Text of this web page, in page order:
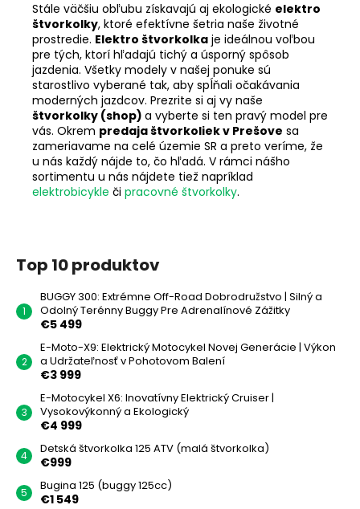
Stále väčšiu obľubu získavajú aj ekologické elektro
štvorkolky, ktoré efektívne šetria naše životné
prostredie. Elektro štvorkolka je ideálnou voľbou
pre tých, ktorí hľadajú tichý a úsporný spôsob
jazdenia. Všetky modely v našej ponuke sú
starostlivo vyberané tak, aby spĺňali očakávania
moderných jazdcov. Prezrite si aj vy naše
štvorkolky (shop) a vyberte si ten pravý model pre
vás. Okrem predaja štvorkoliek v Prešove sa
zameriavame na celé územie SR a preto veríme, že
u nás každý nájde to, čo hľadá. V rámci nášho
sortimentu u nás nájdete tiež napríklad
elektrobicykle či pracovné štvorkolky.
Top 10 produktov
BUGGY 300: Extrémne Off-Road Dobrodružstvo | Silný a
Odolný Terénny Buggy Pre Adrenalínové Zážitky
€5 499
E-Moto-X9: Elektrický Motocykel Novej Generácie | Výkon
a Udržateľnosť v Pohotovom Balení
€3 999
E-Motocykel X6: Inovatívny Elektrický Cruiser |
Vysokovýkonný a Ekologický
€4 999
Detská štvorkolka 125 ATV (malá štvorkolka)
€999
Bugina 125 (buggy 125cc)
€1 549